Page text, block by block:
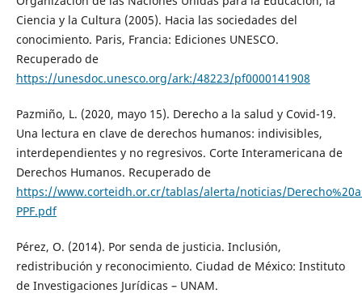
Ciencia y la Cultura (2005). Hacia las sociedades del
conocimiento. Paris, Francia: Ediciones UNESCO.
Recuperado de
https://unesdoc.unesco.org/ark:/48223/pf0000141908
Pazmiño, L. (2020, mayo 15). Derecho a la salud y Covid-19.
Una lectura en clave de derechos humanos: indivisibles,
interdependientes y no regresivos. Corte Interamericana de
Derechos Humanos. Recuperado de
https://www.corteidh.or.cr/tablas/alerta/noticias/
PPF.pdf
Pérez, O. (2014). Por senda de justicia. Inclusión,
redistribución y reconocimiento. Ciudad de México: Instituto
de Investigaciones Jurídicas – UNAM.